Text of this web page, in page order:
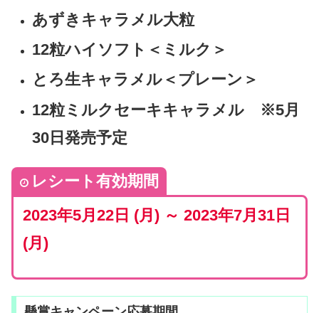
あずきキャラメル大粒
12粒ハイソフト＜ミルク＞
とろ生キャラメル＜プレーン＞
12粒ミルクセーキキャラメル ※5月
30日発売予定
レシート有効期間
2023年5月22日 (月) ～ 2023年7月31日
(月)